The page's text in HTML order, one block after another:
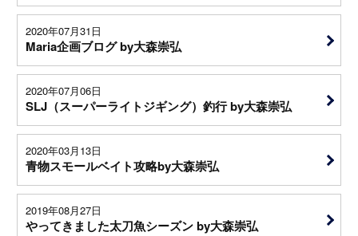
2020年07月31日
Maria企画ブログ by大森崇弘
2020年07月06日
SLJ（スーパーライトジギング）釣行 by大森崇弘
2020年03月13日
青物スモールベイト攻略by大森崇弘
2019年08月27日
やってきました太刀魚シーズン by大森崇弘